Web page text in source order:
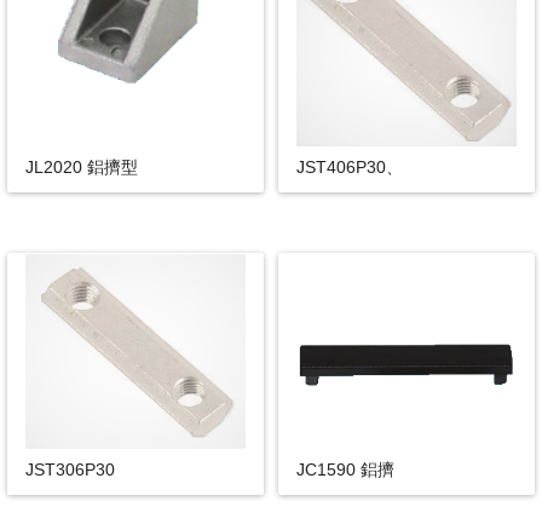
JL2020 鋁擠型 JST406P30、
JST306P30 JC1590 鋁擠